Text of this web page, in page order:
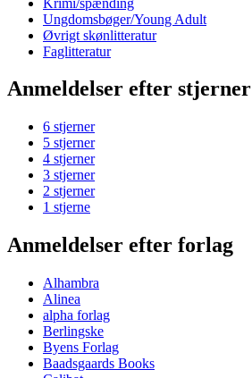
Ungdomsbøger/Young Adult
Øvrigt skønlitteratur
Faglitteratur
Anmeldelser efter stjerner
6 stjerner
5 stjerner
4 stjerner
3 stjerner
2 stjerner
1 stjerne
Anmeldelser efter forlag
Alhambra
Alinea
alpha forlag
Berlingske
Byens Forlag
Baadsgaards Books